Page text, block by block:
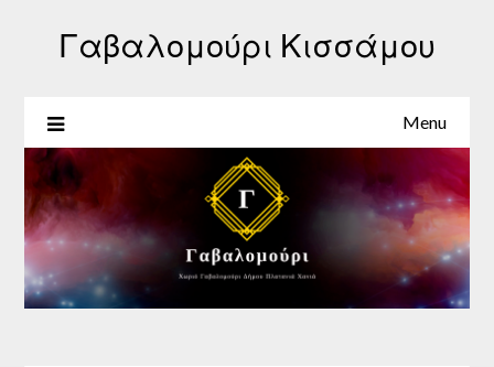
Γαβαλομούρι Κισσάμου
Menu